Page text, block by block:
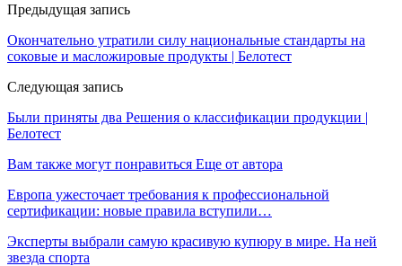
Предыдущая запись
Окончательно утратили силу национальные стандарты на
соковые и масложировые продукты | Белотест
Следующая запись
Были приняты два Решения о классификации продукции |
Белотест
Вам также могут понравиться Еще от автора
Европа ужесточает требования к профессиональной
сертификации: новые правила вступили…
Эксперты выбрали самую красивую купюру в мире. На ней
звезда спорта